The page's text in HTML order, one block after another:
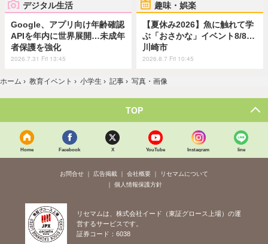
デジタル生活
Google、アプリ向け年齢確認
APIを年内に世界展開…未成年
者保護を強化
2026.7.31 Fri 13:45
趣味・娯楽
【夏休み2026】魚に触れて学
ぶ「おさかな」イベント8/8…
川崎市
2026.8.7 Fri 10:45
ホーム › 教育イベント › 小学生 › 記事 › 写真・画像
TOP
Home Facebook X YouTube Instagram line
お問合せ 広告掲載 会社概要
リセマムについて
個人情報保護方針
リセマムは、株式会社イード（東証グロース上場）の運
営するサービスです。
証券コード：6038